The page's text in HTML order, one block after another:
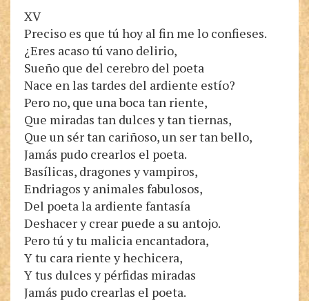
XV
Preciso es que tú hoy al fin me lo confieses.
¿Eres acaso tú vano delirio,
Sueño que del cerebro del poeta
Nace en las tardes del ardiente estío?
Pero no, que una boca tan riente,
Que miradas tan dulces y tan tiernas,
Que un sér tan cariñoso, un ser tan bello,
Jamás pudo crearlos el poeta.
Basílicas, dragones y vampiros,
Endriagos y animales fabulosos,
Del poeta la ardiente fantasía
Deshacer y crear puede a su antojo.
Pero tú y tu malicia encantadora,
Y tu cara riente y hechicera,
Y tus dulces y pérfidas miradas
Jamás pudo crearlas el poeta.